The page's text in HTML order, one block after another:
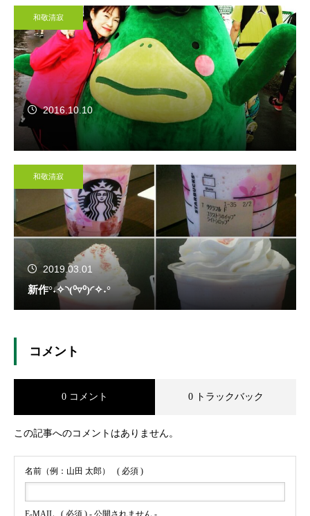
和敬清寂
2016.10.10
和敬清寂
2019.03.01
新作°˖✧◝(⁰▿⁰)◜✧˖°
コメント
0 コメント 0 トラックバック
この記事へのコメントはありません。
名前（例：山田 太郎） ( 必須 )
E-MAIL ( 必須 ) - 公開されません -